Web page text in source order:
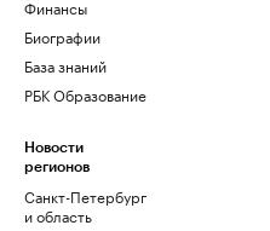
Финансы
Биографии
База знаний
РБК Образование
Новости
регионов
Санкт-Петербург
и область